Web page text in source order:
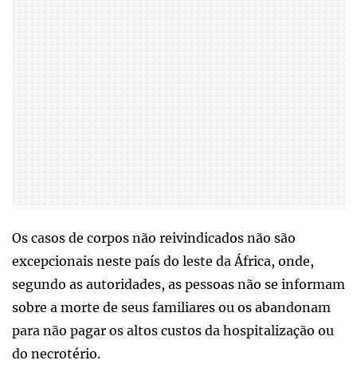
Os casos de corpos não reivindicados não são
excepcionais neste país do leste da África, onde,
segundo as autoridades, as pessoas não se informam
sobre a morte de seus familiares ou os abandonam
para não pagar os altos custos da hospitalização ou
do necrotério.